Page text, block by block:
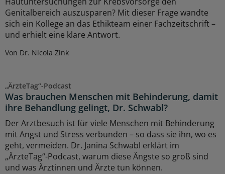
Genitalbereich auszusparen? Mit dieser Frage wandte
sich ein Kollege an das Ethikteam einer Fachzeitschrift –
und erhielt eine klare Antwort.
Von Dr. Nicola Zink
„ÄrzteTag“-Podcast
Was brauchen Menschen mit Behinderung, damit
ihre Behandlung gelingt, Dr. Schwabl?
Der Arztbesuch ist für viele Menschen mit Behinderung
mit Angst und Stress verbunden – so dass sie ihn, wo es
geht, vermeiden. Dr. Janina Schwabl erklärt im
„ÄrzteTag“-Podcast, warum diese Ängste so groß sind
und was Ärztinnen und Ärzte tun können.